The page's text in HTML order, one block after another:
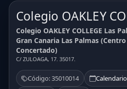
Colegio OAKLEY
Colegio OAKLEY COLLEGE Las
Gran Canaria Las Palmas
Concertado)
C/ ZULOAGA, 17. 35017.
Código: 35010014